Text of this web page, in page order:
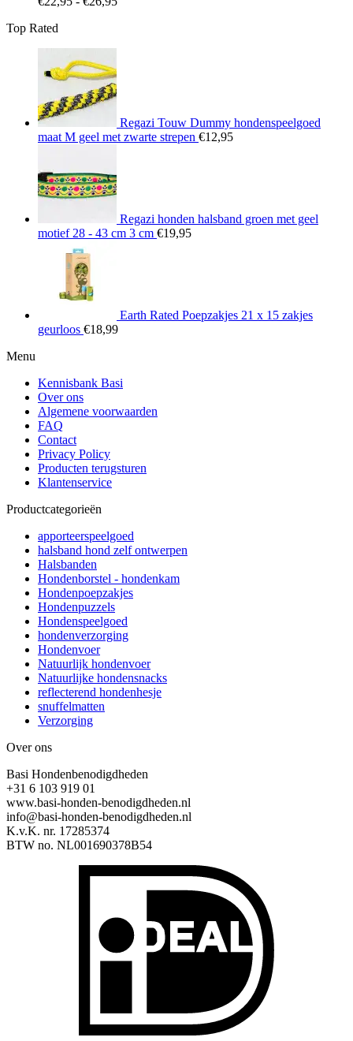
Top Rated
Regazi Touw Dummy hondenspeelgoed
maat M geel met zwarte strepen €12,95
Regazi honden halsband groen met geel
motief 28 - 43 cm 3 cm €19,95
Earth Rated Poepzakjes 21 x 15 zakjes
geurloos €18,99
Menu
Kennisbank Basi
Over ons
Algemene voorwaarden
FAQ
Contact
Privacy Policy
Producten terugsturen
Klantenservice
Productcategorieën
apporteerspeelgoed
halsband hond zelf ontwerpen
Halsbanden
Hondenborstel - hondenkam
Hondenpoepzakjes
Hondenpuzzels
Hondenspeelgoed
hondenverzorging
Hondenvoer
Natuurlijk hondenvoer
Natuurlijke hondensnacks
reflecterend hondenhesje
snuffelmatten
Verzorging
Over ons
Basi Hondenbenodigdheden
+31 6 103 919 01
www.basi-honden-benodigdheden.nl
info@basi-honden-benodigdheden.nl
K.v.K. nr. 17285374
BTW no. NL001690378B54